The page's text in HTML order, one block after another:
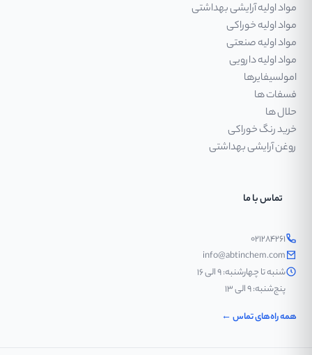
مواد اولیه آرایشی بهداشتی
مواد اولیه خوراکی
مواد اولیه صنعتی
مواد اولیه دارویی
امولسیفایرها
فسفات ها
حلال ها
خرید رنگ خوراکی
روغن آرایشی بهداشتی
تماس با ما
۰۲۱۲۸۴۲۶۱
info@abtinchem.com
شنبه تا چهارشنبه: ۹ الی ۱۶
پنج‌شنبه: ۹ الی ۱۳
همه راه‌های تماس ←